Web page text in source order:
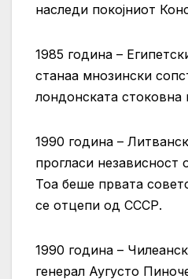
наследи покојниот
1985 година –
станаа мнозински
лондонската стоковна
1990 година –
прогласи независност
Тоа беше првата
се отцепи од СССР.
1990 година –
генерал Аугусто